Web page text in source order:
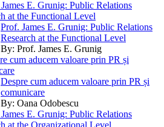
Prof. James E. Grunig: Public Relations
Research at the Functional Level
By: Prof. James E. Grunig
Despre cum aducem valoare prin PR și
comunicare
By: Oana Odobescu